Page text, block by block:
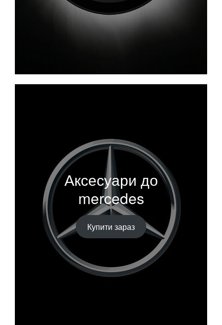
Аксесуари до
mercedes
Купити зараз